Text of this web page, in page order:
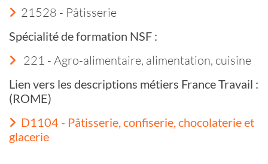
21528 - Pâtisserie
Spécialité de formation NSF :
221 - Agro-alimentaire, alimentation, cuisine
Lien vers les descriptions métiers France Travail :
(ROME)
D1104 - Pâtisserie, confiserie, chocolaterie et
glacerie